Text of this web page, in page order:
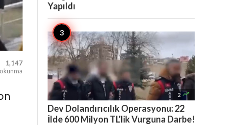
1,147
okunma
Yapıldı
2 
Dev Dolandırıcılık Operasyonu: 22
İlde 600 Milyon TL'lik Vurguna Darbe!